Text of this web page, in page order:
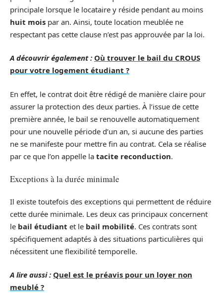
principale lorsque le locataire y réside pendant au moins
huit mois par an. Ainsi, toute location meublée ne
respectant pas cette clause n’est pas approuvée par la loi.
A découvrir également : Où trouver le bail du CROUS
pour votre logement étudiant ?
En effet, le contrat doit être rédigé de manière claire pour
assurer la protection des deux parties. À l’issue de cette
première année, le bail se renouvelle automatiquement
pour une nouvelle période d’un an, si aucune des parties
ne se manifeste pour mettre fin au contrat. Cela se réalise
par ce que l’on appelle la tacite reconduction.
Exceptions à la durée minimale
Il existe toutefois des exceptions qui permettent de réduire
cette durée minimale. Les deux cas principaux concernent
le bail étudiant et le bail mobilité. Ces contrats sont
spécifiquement adaptés à des situations particulières qui
nécessitent une flexibilité temporelle.
A lire aussi : Quel est le préavis pour un loyer non
meublé ?